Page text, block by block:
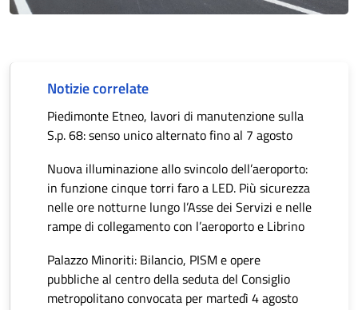
Notizie correlate
Piedimonte Etneo, lavori di manutenzione sulla
S.p. 68: senso unico alternato fino al 7 agosto
Nuova illuminazione allo svincolo dell’aeroporto:
in funzione cinque torri faro a LED. Più sicurezza
nelle ore notturne lungo l’Asse dei Servizi e nelle
rampe di collegamento con l’aeroporto e Librino
Palazzo Minoriti: Bilancio, PISM e opere
pubbliche al centro della seduta del Consiglio
metropolitano convocata per martedì 4 agosto